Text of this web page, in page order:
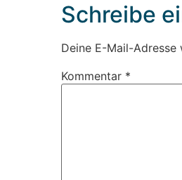
Schreibe
Deine E-Mail-
Kommentar *